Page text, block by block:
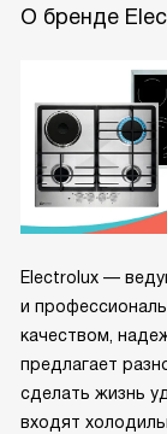
О бренде
Electrolux —
и
качеством,
предлагает
сделать жизнь
входят